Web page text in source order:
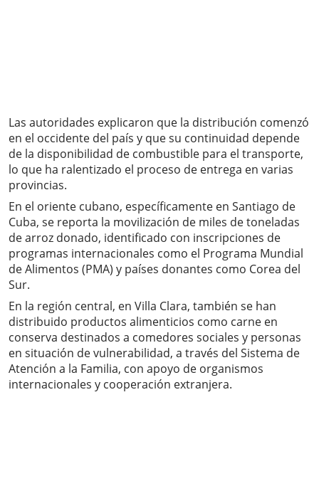
Las autoridades explicaron que la distribución comenzó
en el occidente del país y que su continuidad depende
de la disponibilidad de combustible para el transporte,
lo que ha ralentizado el proceso de entrega en varias
provincias.
En el oriente cubano, específicamente en Santiago de
Cuba, se reporta la movilización de miles de toneladas
de arroz donado, identificado con inscripciones de
programas internacionales como el Programa Mundial
de Alimentos (PMA) y países donantes como Corea del
Sur.
En la región central, en Villa Clara, también se han
distribuido productos alimenticios como carne en
conserva destinados a comedores sociales y personas
en situación de vulnerabilidad, a través del Sistema de
Atención a la Familia, con apoyo de organismos
internacionales y cooperación extranjera.